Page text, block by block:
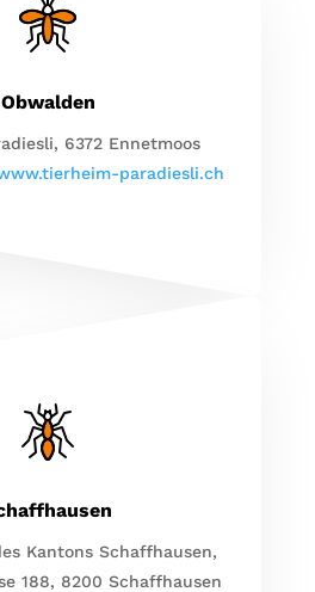
Obwalden
6372 Ennetmoos
paradiesli.ch
Kantons Schaffhausen,
188, 8200 Schaffhausen